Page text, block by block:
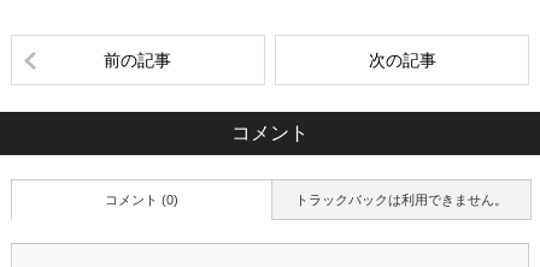
前の記事 次の記事
コメント
トラックバックは利用できません。
コメント (0)